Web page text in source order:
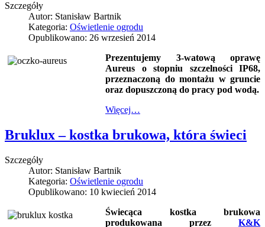
Szczegóły
Autor: Stanisław Bartnik
Kategoria: Oświetlenie ogrodu
Opublikowano: 26 wrzesień 2014
Prezentujemy 3-watową oprawę
Aureus o stopniu szczelności IP68,
przeznaczoną do montażu w gruncie
oraz dopuszczoną do pracy pod wodą.
Więcej…
Bruklux – kostka brukowa, która świeci
Szczegóły
Autor: Stanisław Bartnik
Kategoria: Oświetlenie ogrodu
Opublikowano: 10 kwiecień 2014
Świecąca kostka brukowa
produkowana przez K&K